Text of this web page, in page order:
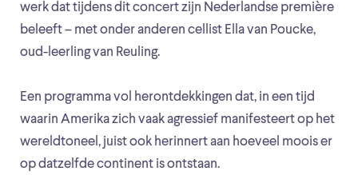
werk dat tijdens dit concert zijn Nederlandse première
beleeft – met onder anderen cellist Ella van Poucke,
oud-leerling van Reuling.
Een programma vol herontdekkingen dat, in een tijd
waarin Amerika zich vaak agressief manifesteert op het
wereldtoneel, juist ook herinnert aan hoeveel moois er
op datzelfde continent is ontstaan.